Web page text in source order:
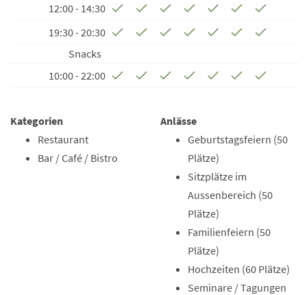
12:00 - 14:30
19:30 - 20:30
Snacks
10:00 - 22:00
Kategorien
Restaurant
Bar / Café / Bistro
Anlässe
Geburtstagsfeiern (50
Plätze)
Sitzplätze im
Aussenbereich (50
Plätze)
Familienfeiern (50
Plätze)
Hochzeiten (60 Plätze)
Seminare / Tagungen